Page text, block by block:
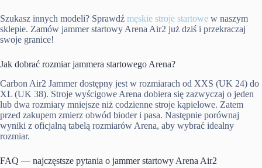
Szukasz innych modeli? Sprawdź męskie stroje startowe w naszym
sklepie. Zamów jammer startowy Arena Air2 już dziś i przekraczaj
swoje granice!
Jak dobrać rozmiar jammera startowego Arena?
Carbon Air2 Jammer dostępny jest w rozmiarach od XXS (UK 24) do
XL (UK 38). Stroje wyścigowe Arena dobiera się zazwyczaj o jeden
lub dwa rozmiary mniejsze niż codzienne stroje kąpielowe. Zatem
przed zakupem zmierz obwód bioder i pasa. Następnie porównaj
wyniki z oficjalną tabelą rozmiarów Arena, aby wybrać idealny
rozmiar.
FAQ — najczęstsze pytania o jammer startowy Arena Air2